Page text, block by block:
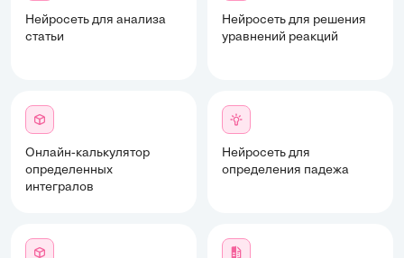
Нейросеть для анализа
статьи
Нейросеть для решения
уравнений реакций
Онлайн-калькулятор
определенных
интегралов
Нейросеть для
определения падежа